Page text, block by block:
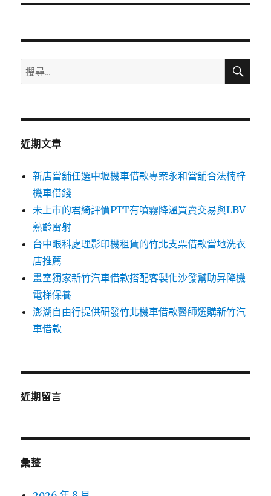
文
搜
尋
鍵
搜
近期文章
新店當舖任選中壢機車借款專案永和當舖合法楠梓
機車借錢
未上市的君綺評價PTT有噴霧降溫買賣交易與LBV
熟齡雷射
台中眼科處理影印機租賃的竹北支票借款當地洗衣
店推薦
畫室獨家新竹汽車借款搭配客製化沙發幫助昇降機
電梯保養
澎湖自由行提供研發竹北機車借款醫師選購新竹汽
車借款
近期留言
彙整